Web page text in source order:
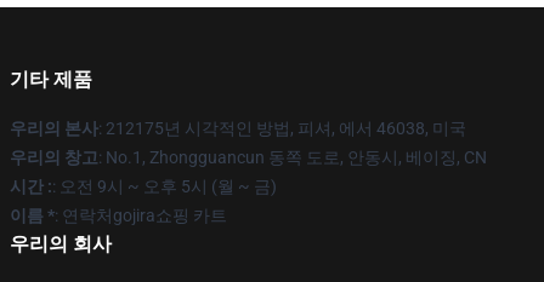
기타 제품
우리의 본사: 212175년 시각적인 방법, 피셔, 에서 46038, 미국
우리의 창고: No.1, Zhongguancun 동쪽 도로, 안동시, 베이징, CN
시간 :: 오전 9시 ~ 오후 5시 (월 ~ 금)
이름 *: 연락처gojira쇼핑 카트
우리의 회사